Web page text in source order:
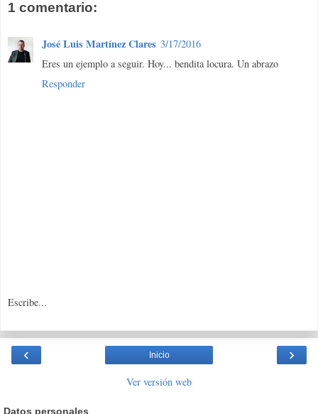
1 comentario:
José Luis Martínez Clares 3/17/2016
Eres un ejemplo a seguir. Hoy... bendita locura. Un abrazo
Responder
Escribe...
‹ ›
Inicio
Ver versión web
Datos personales